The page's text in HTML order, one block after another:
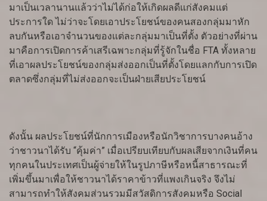
มาเป็นเวลานานแล้วว่าไม่ได้ก่อให้เกิดผลดีแก่สังคมแต่
ประการใด ไม่ว่าจะโดยเอาประโยชน์ของคนสองกลุ่มมาหัก
ลบกันหรือเอาจำนวนของแต่ละกลุ่มมาเป็นที่ตั้ง ตัวอย่างที่ผ่าน
มาคือการเปิดการค้าเสรีเฉพาะกลุ่มที่รู้จักในชื่อ FTA ทั้งหลาย
ที่เอาผลประโยชน์ของกลุ่มส่งออกเป็นที่ตั้งโดยแลกกับการเปิด
ตลาดซึ่งกลุ่มที่ไม่ส่งออกจะเป็นฝ่ายเสียประโยชน์
ดังนั้น ผลประโยชน์ที่นักการเมืองหรือนักวิชาการบางคนอ้าง
ว่าชาวนาได้รับ “คุ้มค่า” เมื่อเปรียบเทียบกับผลเสียจากเงินที่คน
ทุกคนในประเทศเป็นผู้จ่ายให้ในรูปภาษีหรือหนี้สาธารณะที่
เพิ่มขึ้นมาเพื่อให้ชาวนาได้ราคาข้าวที่แพงเกินจริง จึงไม่
สามารถทำให้สังคมส่วนรวมมีสวัสดิการสังคมหรือ Social